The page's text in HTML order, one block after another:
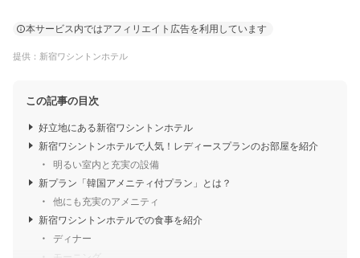
本サービス内ではアフィリエイト広告を利用しています
提供：新宿ワシントンホテル
この記事の目次
好立地にある新宿ワシントンホテル
新宿ワシントンホテルで人気！レディースプランのお部屋を紹介
明るい室内と充実の設備
新プラン「韓国アメニティ付プラン」とは？
他にも充実のアメニティ
新宿ワシントンホテルでの食事を紹介
ディナー